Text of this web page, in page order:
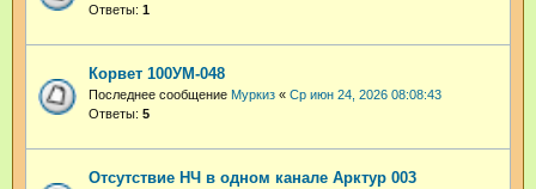
Ответы: 1
Корвет 100УМ-048
Последнее сообщение Муркиз « Ср июн 24, 2026 08:08:43
Ответы: 5
Отсутствие НЧ в одном канале Арктур 003